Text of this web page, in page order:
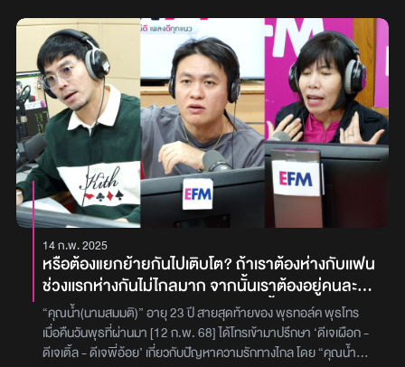
ประมาณว่า ‘พี่อายุตั้ง 24 ปี แก่แล้ว แก่มากแล้ว’ พูดแบบนี้กับหนูหลาย
รอบมาก ซึ่งน้องคนนั้นอายุ 20 ปี แต่ก็มีคนในบริษัทที่อายุเยอะกว่าหนู
น้องก็ไม่ได้ล้อคนอื่นนะ น้องเขาล้อแต่หนูคนเดียว หนูก็คิดว่าน้องเขาน่า
จะชอบหนูแหละ ตอนแรกที่โดนล้อหนูก็รู้สึกเฉย ๆ แต่พอโดนบ่อย ๆ หนูก็
เริ่มรำคาญ แล้วเหตุการณ์ล่าสุดที่หนูโดนก็คือ น้องคนนี้ก็คุยกับเพื่อน
อยู่ เรื่องอะไรก็ไม่รู้ หนูก็เดินไปตรงนั้นพอดี แล้วอยู่ดี ๆ ก็จะวนพูดถึง
เรื่องอายุของหนูอีก ‘อายุ 24-25 ปีแล้ว แก่ก็แก่’ หนูก็เลยตอบกลับไปว่า
‘เธอคิดว่าเธอจะไม่อายุเท่าฉันหรอ’ แล้วน้องก็ตอบกลับหนูว่า ‘กว่าผม
จะอายุเท่าพี่ พี่ก็คงแก่ไปมากแล้ว’ แล้วน้องก็ทำท่าทางตลกขบขัน แต่หนู
คือหน้าเสียไปแล้ว หนูก็เลยเดินหนีไป หลังจากนั้นก็เกิดเหตุการณ์อีกครั้ง
นึง ซึ่งครั้งนี้หนูคิดว่ามันแรงสำหรับหนูมาก ก็คือ หนูทำเรื่องเอกสารการ
เรียนต่อ หนูก็คุยเล่นกับเพื่อนอยู่ แล้วน้องก็พูดขึ้นมาว่า ‘แก่ขนาดนี้ ยัง
จะเรียนต่ออีกหรอ’ แล้วหนูก็ตอบไปว่า ‘คือการเรียนไม่ว่าจะอายุเท่าไหร่
ก็มีสิทธิ์เรียนได้หมดทุกคน’ แล้วน้องก็ยังว่าหนู ‘หน้าลาว’ อีกด้วย งานนี้
ดีเจทั้ง 3 คน ก็ได้ให้คำปรึกษาไปในทางเดียวกันว่า ‘พอพวกพี่ฟังเรื่อง
ของคุณหนูแล้ว รู้สึกว่าคุณหนูเหมือนมีใจ ในขณะที่คุณหนูก็เหมือนมี
ความสุขตอนที่ถูกน้องล้อ ถ้าเรื่องแบบนี้เกิดกับพวกพี่ พวกพี่ก็จะตอบ
กลับไปแรงครั้งเดียว แล้วเรื่องนี้มันก็จะจบไปนานแล้ว พอคุณหนูคิดว่า
14 ก.พ. 2025
หรือต้องแยกย้ายกันไปเติบโต? ถ้าเราต้องห่างกับเเฟน
ช่วงเเรกห่างกันไม่ไกลมาก จากนั้นเราต้องอยู่คนละ
จังหวัด เราจะประคองความสัมพันธ์นี้ยังไงให้ไปรอดดี
คะ
“คุณน้ำ(นามสมมติ)” อายุ 23 ปี สายสุดท้ายของ พุธทอล์ค พุธโทร
เมื่อคืนวันพุธที่ผ่านมา [12 ก.พ. 68] ได้โทรเข้ามาปรึกษา ‘ดีเจเผือก -
ดีเจเติ้ล - ดีเจพี่อ้อย’ เกี่ยวกับปัญหาความรักทางไกล โดย “คุณน้ำ